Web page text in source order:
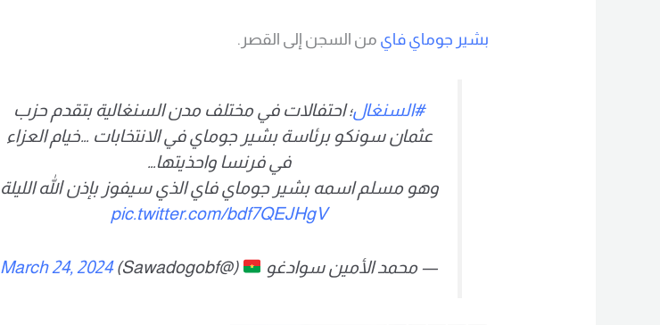
بشير جوماي فاي من السجن إلى القصر.
#السنغال؛ احتفالات في مختلف مدن السنغالية بتقدم حزب
عثمان سونكو برئاسة بشير جوماي في الانتخابات …خيام العزاء
في فرنسا واحذيتها…
وهو مسلم اسمه بشير جوماي فاي الذي سيفوز بإذن الله الليلة
pic.twitter.com/bdf7QEJHgV
— محمد الأمين سوادغو (@Sawadogobf)
March 24, 2024